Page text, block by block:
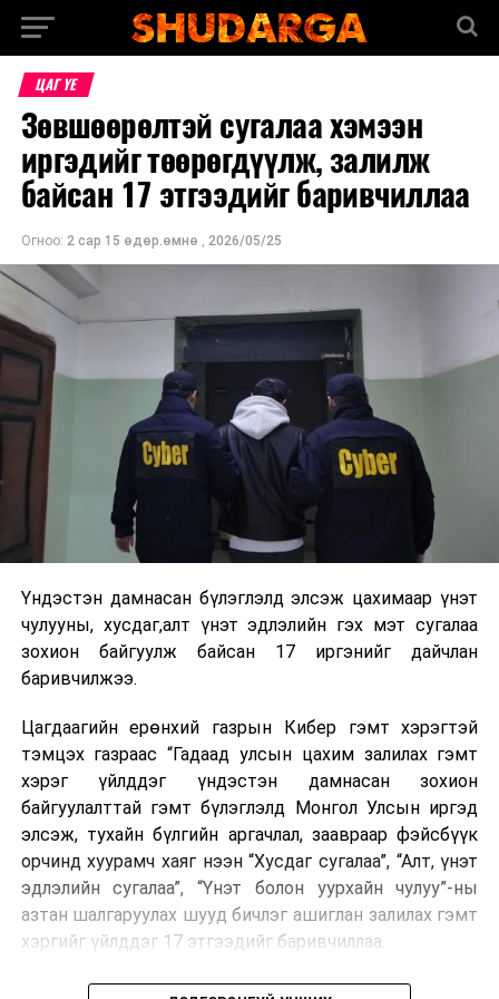
ЦАГ ҮЕ
Зөвшөөрөлтэй сугалаа хэмээн
иргэдийг төөрөгдүүлж, залилж
байсан 17 этгээдийг баривчиллаа
Огноо: 2 сар 15 өдөр.өмнө , 2026/05/25
Үндэстэн дамнасан бүлэглэлд элсэж цахимаар үнэт
чулууны, хусдаг,алт үнэт эдлэлийн гэх мэт сугалаа
зохион байгуулж байсан 17 иргэнийг дайчлан
баривчилжээ.
Цагдаагийн ерөнхий газрын Кибер гэмт хэрэгтэй
тэмцэх газраас “Гадаад улсын цахим залилах гэмт
хэрэг үйлддэг үндэстэн дамнасан зохион
байгуулалттай гэмт бүлэглэлд Монгол Улсын иргэд
элсэж, тухайн бүлгийн аргачлал, заавраар фэйсбүүк
орчинд хуурамч хаяг нээн “Хусдаг сугалаа”, “Алт, үнэт
эдлэлийн сугалаа”, “Үнэт болон уурхайн чулуу”-ны
азтан шалгаруулах шууд бичлэг ашиглан залилах гэмт
хэргийг үйлддэг 17 этгээдийг баривчиллаа.